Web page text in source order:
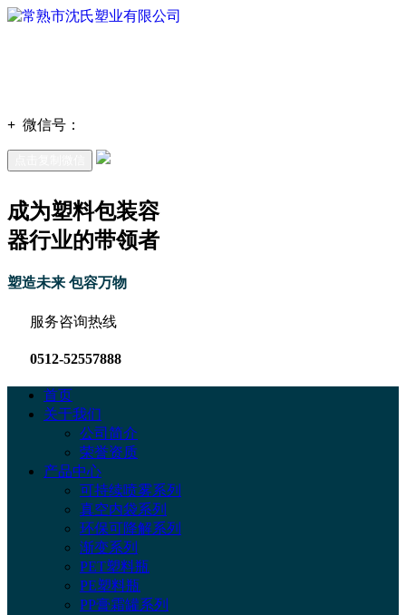
+ 微信号：
成为塑料包装容
器行业的带领者
塑造未来 包容万物
服务咨询热线
0512-52557888
首页
关于我们
公司简介
荣誉资质
产品中心
可持续喷雾系列
真空内袋系列
环保可降解系列
渐变系列
PET塑料瓶
PE塑料瓶
PP膏霜罐系列